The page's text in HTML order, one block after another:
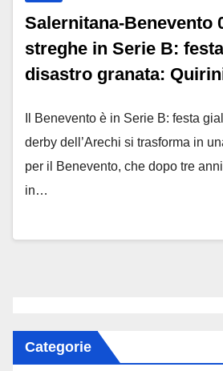
Salernitana-Benevento
streghe in Serie B:
disastro granata:
Il Benevento è in Serie B: festa
derby dell’Arechi si trasforma in
per il Benevento, che dopo tre
in…
Categorie